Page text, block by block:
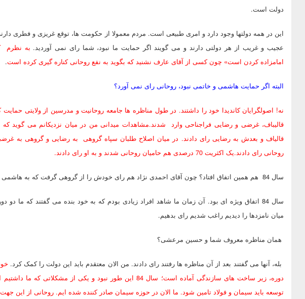
دولت است.
این در همه دولتها وجود دارد و امری طبیعی است. مردم معمولا از حکومت ها، توقع غریزی و فطری
عجیب و غریب از هر دولتی دارند و می گویند اگر حمایت ما نبود، شما رای نمی آوردید. به نظرم
امامزاده کردن است» چون کسی از آقای عارف نشنید که بگوید به نفع روحانی کناره گیری کرده است.
البته اگر حمایت هاشمی و خاتمی نبود، روحانی رای نمی آورد؟
نه! اصولگرایان کاندیدا خود را داشتند. در طول مناظره ها جامعه روحانیت و مدرسین از ولایتی حمایت
قالیباف، غرضی و رضایی فراجناحی وارد شدند.مشاهدات میدانی من در میان نزدیکانم می گوید
قالیاف و بعدش به رضایی رای دادند. در میان اصلاح طلبان سپاه گروهی به رضایی و گروهی به
روحانی رای دادند.یک اکثریت 70 درصدی هم حامیان روحانی شدند و به او رای دادند.
سال 84 هم همین اتفاق افتاد؟ چون آقای احمدی نژاد هم رای خودش را از گروهی گرفت که به هاشمی نه گفت.
سال 84 اتفاق ویژه ای بود. آن زمان ما شاهد افراد زیادی بودم که به خود بنده می گفتند که ما
میان نامزدها را دیدیم راغب شدیم رای بدهیم.
همان مناظره معروف شما و حسین مرعشی؟
بله، آنها می گفتند بعد از آن مناظره ها رفتند رای دادند. من الان معتقدم باید این دولت را کمک کرد.
دوره، زیر ساخت های سازندگی آماده است؛ سال 84 این طور نبود و یکی از
توسعه باید سیمان و فولاد تامین شود. ما الان در حوزه سیمان صادر کننده شده ایم. روحانی از